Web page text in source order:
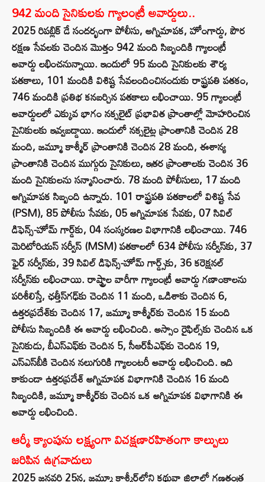
942 మంది సైనికులకు గ్యాలంట్రీ అవార్డులు..
2025 రిపబ్లిక్ డే సందర్భంగా పోలీసు, అగ్నిమాపక, హోంగార్డు, పౌర
రక్షణ సేవలకు చెందిన మొత్తం 942 మంది సిబ్బందికి గ్యాలంట్రీ
అవార్డు లభించనున్నాయి. ఇందులో 95 మంది సైనికులకు శౌర్య
పతకాలు, 101 మందికి విశిష్ట సేవలందించినందుకు రాష్ట్రపతి పతకం,
746 మందికి ప్రతిభ కనబర్చిన పతకాలు లభించాయి. 95 గ్యాలంట్రీ
అవార్డులలో ఎక్కువ భాగం నక్సలైట్ ప్రభావిత ప్రాంతాల్లో మోహరించిన
సైనికులకు ఇవ్వబడ్డాయి. ఇందులో నక్సలైట్ల ప్రాంతానికి చెందిన 28
మంది, జమ్మూ కాశ్మీర్ ప్రాంతానికి చెందిన 28 మంది, ఈశాన్య
ప్రాంతానికి చెందిన ముగ్గురు సైనికులు, ఇతర ప్రాంతాలకు చెందిన 36
మంది సైనికులను సన్మానించారు. 78 మంది పోలీసులు, 17 మంది
అగ్నిమాపక సిబ్బంది ఉన్నారు. 101 రాష్ట్రపతి పతకాలలో విశిష్ట సేవ
(PSM), 85 పోలీసు సేవకు, 05 అగ్నిమాపక సేవకు, 07 సివిల్
డిఫెన్స్-హోమ్ గార్డ్‌కు, 04 సంస్కరణల విభాగానికి లభించాయి. 746
మెరిటోరియస్ సర్వీస్ (MSM) పతకాలలో 634 పోలీసు సర్వీస్‌కు, 37
ఫైర్ సర్వీస్‌కు, 39 సివిల్ డిఫెన్స్-హోమ్ గార్డ్స్‌కు, 36 కరెక్షనల్
సర్వీస్‌కు లభించాయి. రాష్ట్రాల వారీగా గ్యాలంట్రీ అవార్డు గణాంకాలను
పరిశీలిస్తే, ఛత్తీస్‌గఢ్‌కు చెందిన 11 మంది, ఒడిశాకు చెందిన 6,
ఉత్తరప్రదేశ్‌కు చెందిన 17, జమ్మూ కాశ్మీర్‌కు చెందిన 15 మంది
పోలీసు సిబ్బందికి ఈ అవార్డు లభించింది. అస్సాం రైఫిల్స్‌కు చెందిన ఒక
సైనికుడు, బీఎస్‌ఎఫ్‌కు చెందిన 5, సీఆర్‌పీఎఫ్‌కు చెందిన 19,
ఎస్‌ఎస్‌బీకి చెందిన నలుగురికి గ్యాలంటరీ అవార్డు లభించింది. ఇది
కాకుండా ఉత్తరప్రదేశ్ అగ్నిమాపక విభాగానికి చెందిన 16 మంది
సిబ్బందికి, జమ్మూ కాశ్మీర్‌కు చెందిన ఒక అగ్నిమాపక విభాగానికి ఈ
అవార్డు లభించింది.
ఆర్మీ క్యాంపును లక్ష్యంగా విచక్షణారహితంగా కాల్పులు
జరిపిన ఉగ్రవాదులు
2025 జనవరి 25న, జమ్మూ కాశ్మీర్‌లోని కథువా జిల్లాలో గణతంత్ర